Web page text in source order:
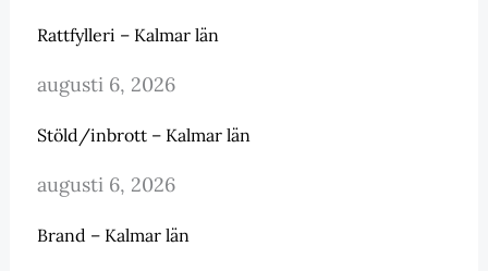
Rattfylleri – Kalmar län
augusti 6, 2026
Stöld/inbrott – Kalmar län
augusti 6, 2026
Brand – Kalmar län